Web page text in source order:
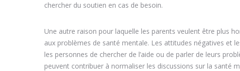
chercher du soutien en cas de besoin.
Une autre raison pour laquelle les parents veulent être plus
aux problèmes de santé mentale. Les attitudes négatives et
les personnes de chercher de l’aide ou de parler de leurs
peuvent contribuer à normaliser les discussions sur la santé